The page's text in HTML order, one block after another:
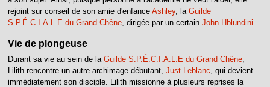
rejoint sur conseil de son amie d'enfance Ashley, la Guilde
S.P.É.C.I.A.L.E du Grand Chêne, dirigée par un certain John Hblundini
Vie de plongeuse
Durant sa vie au sein de la Guilde S.P.É.C.I.A.L.E du Grand Chêne,
Lilith rencontre un autre archimage débutant, Just Leblanc , qui devient
immédiatement son disciple. Lilith missionne à plusieurs reprises la